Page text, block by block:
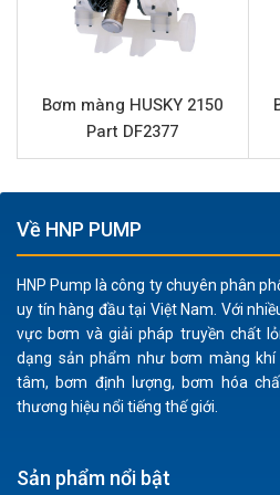
Độ bền vượt trội:
Thân
khối đảm bảo khả năng chịu
PTFE (Teflon) kết hợp
mang lại khả năng kháng
cho phép xử lý hiệu quả
chất ăn mòn, dung môi,
mát cho đến nước thải và
đặc biệt có thể bơm được
đến 3.2 mm.
Hiệu suất ổn định:Với lưu
và áp lực tối đa 8.6 bar,
hiệu quả, tối ưu hóa năng
Bơm màng HUSKY 2150
Part DF2377
Về HNP PUMP
HNP Pump là công ty chuyên phân
uy tín hàng đầu tại Việt Nam. Với
vực bơm và giải pháp truyền chất
dạng sản phẩm như bơm màng
tâm, bơm định lượng, bơm hóa
thương hiệu nổi tiếng thế giới.
Sản phẩm nổi bật